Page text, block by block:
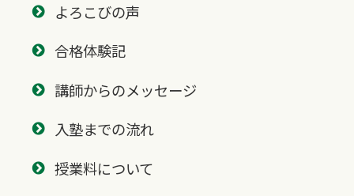
よろこびの声
合格体験記
講師からのメッセージ
入塾までの流れ
授業料について